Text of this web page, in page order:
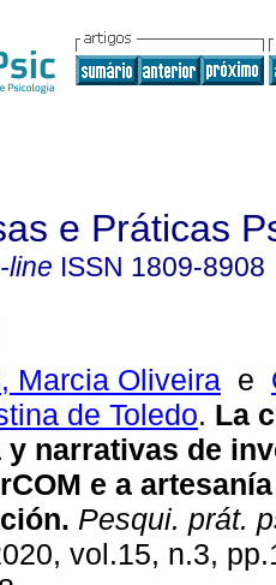
e Práticas
line ISSN 1809-8908
Marcia Oliveira e
de Toledo. La
y narrativas de
e a
. Pesqui. prát.
vol.15, n.3,